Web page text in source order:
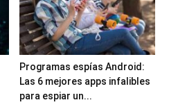
Programas espías Android:
Las 6 mejores apps infalibles
para espiar un...